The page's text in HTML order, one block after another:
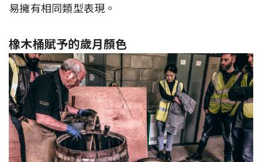
易擁有相同類型表現。
橡木桶賦予的歲月顏色